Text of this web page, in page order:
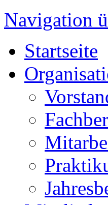
Navigation
Startseite